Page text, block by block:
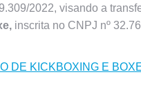
2022, visando a
inscrita no CNPJ nº
DE KICKBOXING E